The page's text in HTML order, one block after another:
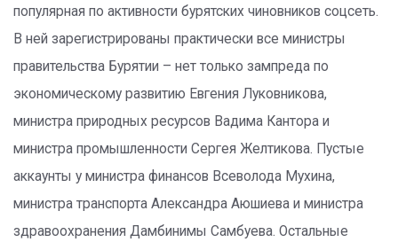
популярная по активности бурятских чиновников соцсеть.
В ней зарегистрированы практически все министры
правительства Бурятии – нет только зампреда по
экономическому развитию Евгения Луковникова,
министра природных ресурсов Вадима Кантора и
министра промышленности Сергея Желтикова. Пустые
аккаунты у министра финансов Всеволода Мухина,
министра транспорта Александра Аюшиева и министра
здравоохранения Дамбинимы Самбуева. Остальные